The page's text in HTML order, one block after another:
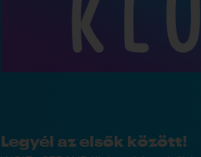
Legyél az elsők között!